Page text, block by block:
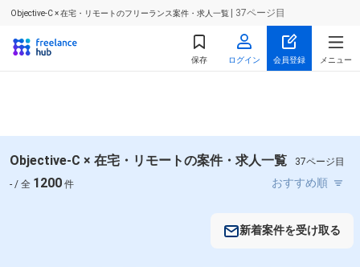
Objective-C × 在宅・リモートのフリーランス案件・求人一覧 | 37ページ目
保存 ログイン 会員登録 メニュー
Objective-C × 在宅・リモートの案件・求人一覧
37ページ目
- / 全 1200 件
新着案件を受け取る